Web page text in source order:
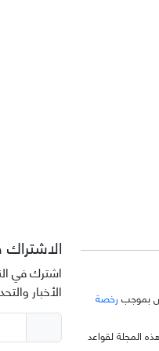
بموجب رخصة
المجلة لقواعد
الاشتراك
اشترك في
الأخبار